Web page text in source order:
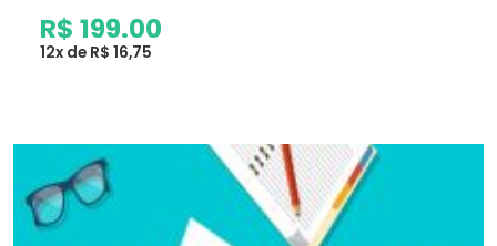
R$ 199.00
12x de R$ 16,75